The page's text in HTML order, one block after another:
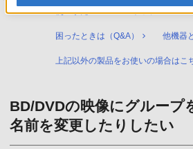
使いかたマニュアル トップ
困ったときは（Q&A） 他機器
上記以外の製品をお使いの場合はこ
BD/DVDの映像にグループ
名前を変更したりしたい